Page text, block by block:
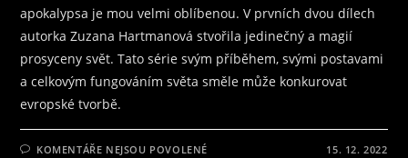
apokalypsa je mou velmi oblíbenou. V prvních dvou dílech
autorka Zuzana Hartmanová stvořila jedinečný a magií
prosyceny svět. Tato série svým příběhem, svými postavami
a celkovým fungováním světa směle může konkurovat
evropské tvorbě.
KOMENTÁŘE NEJSOU POVOLENÉ 15. 12. 2022